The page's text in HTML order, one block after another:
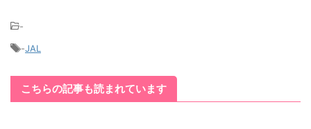
-
-JAL
こちらの記事も読まれています